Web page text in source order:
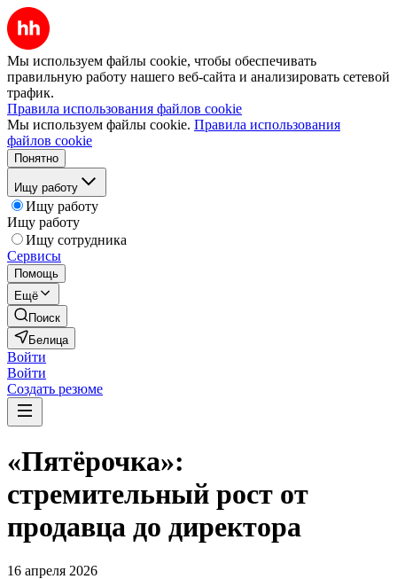
Мы используем файлы cookie, чтобы обеспечивать
правильную работу нашего веб-сайта и анализировать сетевой
трафик.
Правила использования файлов cookie
Мы используем файлы cookie. Правила использования
файлов cookie
Понятно
Ищу работу
Ищу работу
Ищу работу
Ищу сотрудника
Сервисы
Помощь
Ещё
Поиск
Белица
Войти
Войти
Создать резюме
«Пятёрочка»:
стремительный рост от
продавца до директора
16 апреля 2026